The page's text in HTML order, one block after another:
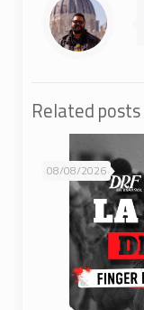
Related posts
08/08/2026